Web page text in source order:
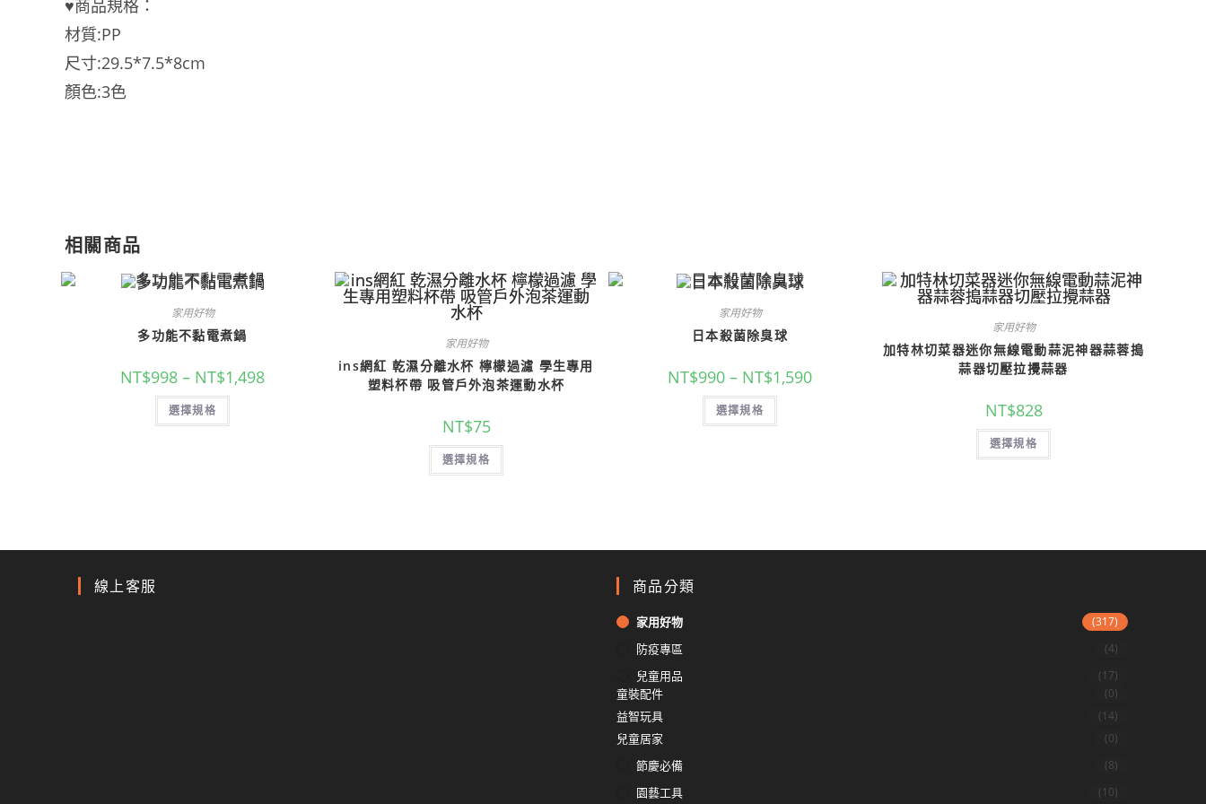
♥️商品規格：
材質:PP
尺寸:29.5*7.5*8cm
顏色:3色
相關商品
家用好物
多功能不黏電煮鍋
NT$998 – NT$1,498
選擇規格
家用好物
ins網紅 乾濕分離水杯 檸檬過濾 學生專用
塑料杯帶 吸管戶外泡茶運動水杯
NT$75
選擇規格
家用好物
日本殺菌除臭球
NT$990 – NT$1,590
選擇規格
家用好物
加特林切菜器迷你無線電動蒜泥神器蒜蓉搗
蒜器切壓拉攪蒜器
NT$828
選擇規格
線上客服 商品分類
家用好物 (317)
防疫專區 (4)
兒童用品 (17)
童裝配件 (0)
益智玩具 (14)
兒童居家 (0)
節慶必備 (8)
園藝工具 (10)